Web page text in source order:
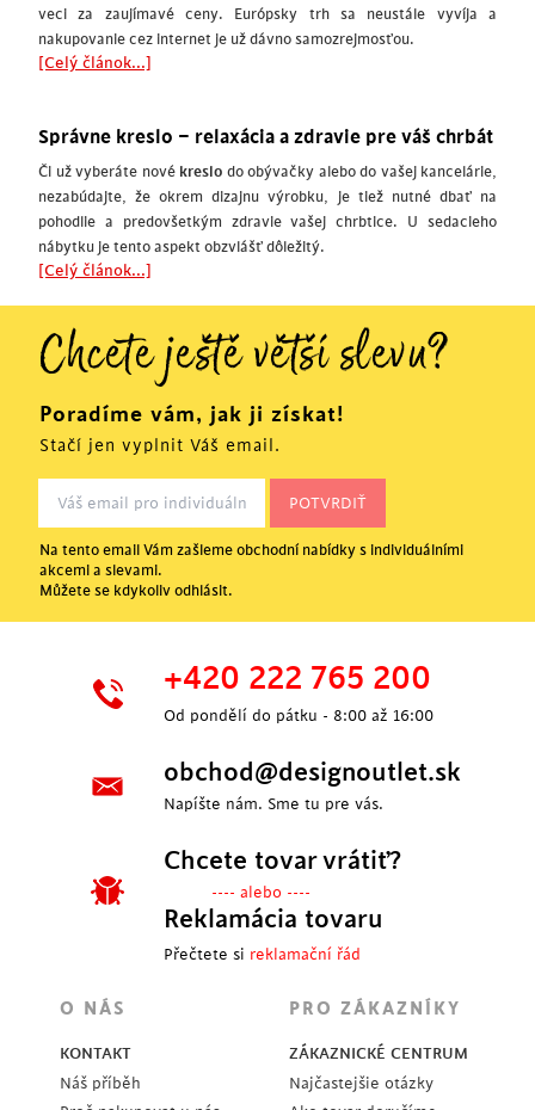
veci za zaujímavé ceny. Európsky trh sa neustále vyvíja a
nakupovanie cez internet je už dávno samozrejmosťou.
[Celý článok...]
Správne kreslo – relaxácia a zdravie pre váš chrbát
Či už vyberáte nové kreslo do obývačky alebo do vašej kancelárie,
nezabúdajte, že okrem dizajnu výrobku, je tiež nutné dbať na
pohodlie a predovšetkým zdravie vašej chrbtice. U sedacieho
nábytku je tento aspekt obzvlášť dôležitý.
[Celý článok...]
Chcete ještě větší slevu?
Poradíme vám, jak ji získat!
Stačí jen vyplnit Váš email.
Na tento email Vám zašleme obchodní nabídky s individuálními
akcemi a slevami.
Můžete se kdykoliv odhlásit.
+420 222 765 200
Od pondělí do pátku - 8:00 až 16:00
obchod@designoutlet.sk
Napíšte nám. Sme tu pre vás.
Chcete tovar vrátiť?
---- alebo ----
Reklamácia tovaru
Přečtete si reklamační řád
O NÁS
KONTAKT
Náš příběh
PRO ZÁKAZNÍKY
ZÁKAZNICKÉ CENTRUM
Najčastejšie otázky